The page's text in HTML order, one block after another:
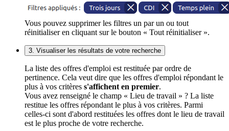
Vous pouvez supprimer les filtres un par un ou tout
réinitialiser en cliquant sur le bouton « Tout réinitialiser ».
3. Visualiser les résultats de votre recherche
La liste des offres d'emploi est restituée par ordre de
pertinence. Cela veut dire que les offres d'emploi répondant le
plus à vos critères s'affichent en premier.
Vous avez renseigné le champ « Lieu de travail » ? La liste
restitue les offres répondant le plus à vos critères. Parmi
celles-ci sont d'abord restituées les offres dont le lieu de travail
est le plus proche de votre recherche.